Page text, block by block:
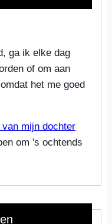
ga ik elke dag
of om aan
het me goed
mijn dochter
om 's ochtends